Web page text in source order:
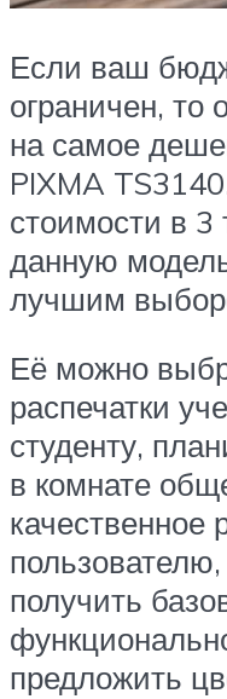
Если ваш
ограничен, то
на самое
PIXMA
стоимости в 3
данную
лучшим
Её можно
распечатки
студенту,
в комнате
получить
предложить